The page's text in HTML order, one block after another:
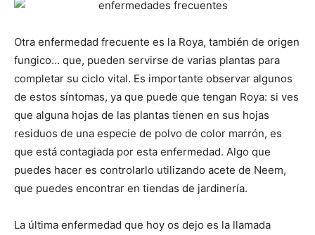
Otra enfermedad frecuente es la Roya, también de origen
fungico… que, pueden servirse de varias plantas para
completar su ciclo vital. Es importante observar algunos
de estos síntomas, ya que puede que tengan Roya: si ves
que alguna hojas de las plantas tienen en sus hojas
residuos de una especie de polvo de color marrón, es
que está contagiada por esta enfermedad. Algo que
puedes hacer es controlarlo utilizando acete de Neem,
que puedes encontrar en tiendas de jardinería.
La última enfermedad que hoy os dejo es la llamada